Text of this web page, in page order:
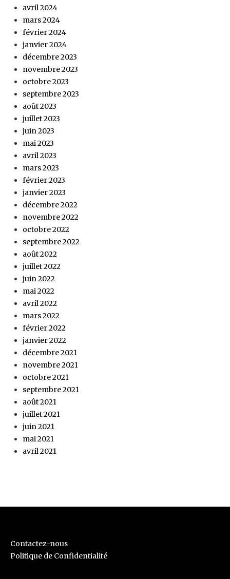
avril 2024
mars 2024
février 2024
janvier 2024
décembre 2023
novembre 2023
octobre 2023
septembre 2023
août 2023
juillet 2023
juin 2023
mai 2023
avril 2023
mars 2023
février 2023
janvier 2023
décembre 2022
novembre 2022
octobre 2022
septembre 2022
août 2022
juillet 2022
juin 2022
mai 2022
avril 2022
mars 2022
février 2022
janvier 2022
décembre 2021
novembre 2021
octobre 2021
septembre 2021
août 2021
juillet 2021
juin 2021
mai 2021
avril 2021
Contactez-nous
Politique de Confidentialité